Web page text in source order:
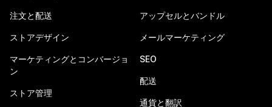
注文と配送
ストアデザイン
マーケティングとコンバージョ
ン
ストア管理
アップセルとバンドル
メールマーケティング
SEO
配送
通貨と翻訳